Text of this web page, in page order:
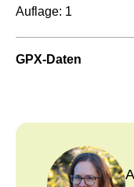
Auflage: 1
GPX-Daten